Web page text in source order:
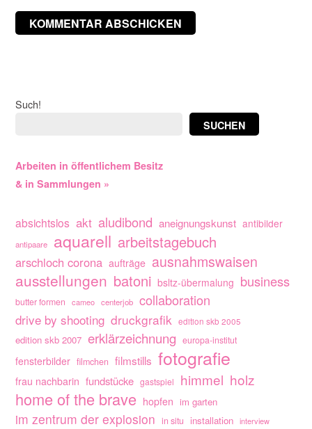
Such!
SUCHEN
Arbeiten in öffentlichem Besitz
& in Sammlungen »
absichtslos akt aludibond aneignungskunst antibilder
antipaare aquarell arbeitstagebuch
arschloch corona aufträge ausnahmswaisen
ausstellungen batoni bsltz-übermalung business
butter formen cameo centerjob collaboration
drive by shooting druckgrafik edition skb 2005
edition skb 2007 erklärzeichnung europa-institut
fensterbilder filmchen filmstills fotografie
frau nachbarin fundstücke gastspiel himmel holz
home of the brave hopfen im garten
im zentrum der explosion in situ installation interview